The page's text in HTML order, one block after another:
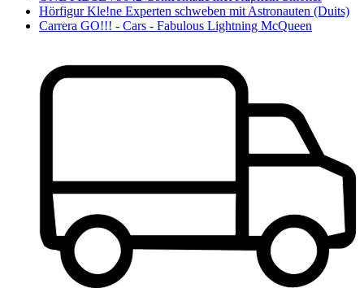
Hörfigur Kle!ne Experten schweben mit Astronauten (Duits)
Carrera GO!!! - Cars - Fabulous Lightning McQueen